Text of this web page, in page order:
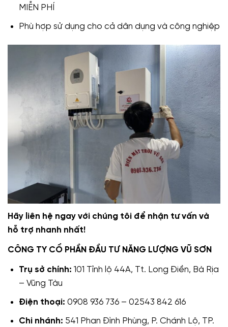
MIỄN PHÍ
Phù hợp sử dụng cho cả dân dụng và công nghiệp
Hãy liên hệ ngay với chúng tôi để nhận tư vấn và
hỗ trợ nhanh nhất!
CÔNG TY CỔ PHẦN ĐẦU TƯ NĂNG LƯỢNG VŨ SƠN
Trụ sở chính: 101 Tỉnh lộ 44A, Tt. Long Điền, Bà Rịa
– Vũng Tàu
Điện thoại: 0908 936 736 – 02543 842 616
Chi nhánh: 541 Phan Đình Phùng, P. Chánh Lộ, TP.